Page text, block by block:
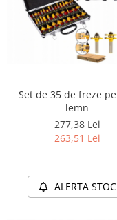
Set de 35 de freze pentru
lemn
277,38 Lei
263,51 Lei
ALERTA STOC